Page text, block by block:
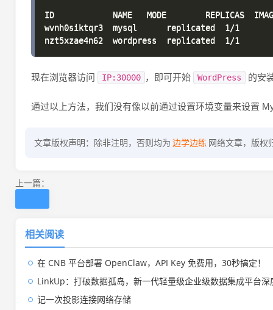
ID            NAME   MODE        REPLICAS
wvnh0siktqr3  mysql      replicated  1/1
现在浏览器访问 IP:30000 ，即可开始 WordPress 的安
通过以上方法，我们没有像以前通过设置环境变量来设置
文章版权声明：除非注明，否则均为 边学边练 网络文章，版权
上一篇：
相关阅读
在 CNB 平台部署 OpenClaw，API Key 免费用，30秒搞定！
LinkUp：打破数据孤岛，新一代轻量级企业级数据集成平台深
记一次投影连接网络存储